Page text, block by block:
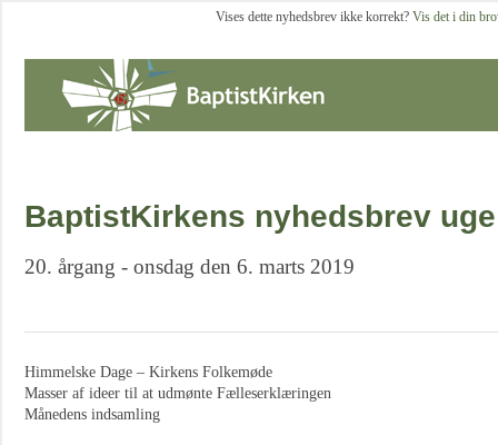
Vises dette nyhedsbrev ikke korrekt? Vis det i din
BaptistKirkens nyhedsbrev
20. årgang - onsdag den 6. marts 2019
Himmelske Dage – Kirkens Folkemøde
Masser af ideer til at udmønte Fælleserklæringen
Månedens indsamling